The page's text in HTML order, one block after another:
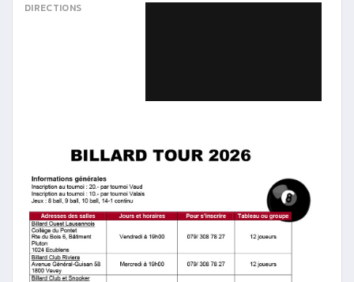
DIRECTIONS